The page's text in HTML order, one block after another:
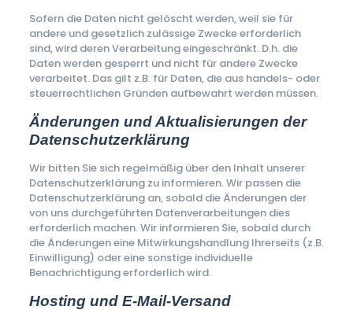
Sofern die Daten nicht gelöscht werden, weil sie für
andere und gesetzlich zulässige Zwecke erforderlich
sind, wird deren Verarbeitung eingeschränkt. D.h. die
Daten werden gesperrt und nicht für andere Zwecke
verarbeitet. Das gilt z.B. für Daten, die aus handels- oder
steuerrechtlichen Gründen aufbewahrt werden müssen.
Änderungen und Aktualisierungen der
Datenschutzerklärung
Wir bitten Sie sich regelmäßig über den Inhalt unserer
Datenschutzerklärung zu informieren. Wir passen die
Datenschutzerklärung an, sobald die Änderungen der
von uns durchgeführten Datenverarbeitungen dies
erforderlich machen. Wir informieren Sie, sobald durch
die Änderungen eine Mitwirkungshandlung Ihrerseits (z.B.
Einwilligung) oder eine sonstige individuelle
Benachrichtigung erforderlich wird.
Hosting und E-Mail-Versand